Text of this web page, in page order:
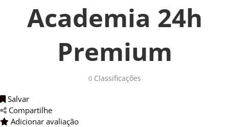
Academia 24h
Premium
0Classificações
Salvar
Compartilhe
Adicionar avaliação